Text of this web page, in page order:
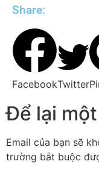
Share:
FacebookTwitter
Để lại
Email của bạn sẽ
trường bắt buộc